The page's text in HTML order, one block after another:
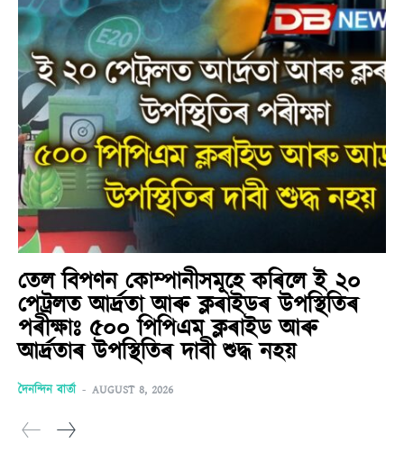
তেল বিপণন কোম্পানীসমূহে কৰিলে ই ২০
পেট্ৰলত আৰ্দ্ৰতা আৰু ক্লৰাইডৰ উপস্থিতিৰ
পৰীক্ষাঃ ৫০০ পিপিএম ক্লৰাইড আৰু
আৰ্দ্ৰতাৰ উপস্থিতিৰ দাবী শুদ্ধ নহয়
দৈনন্দিন বাৰ্তা - AUGUST 8, 2026